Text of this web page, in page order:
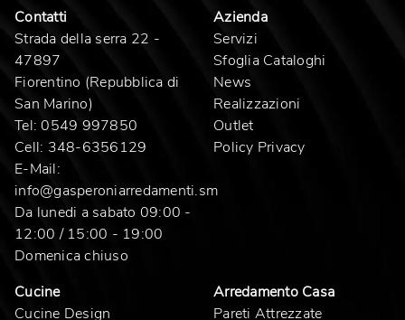
Contatti
Strada della serra 22 -
47897
Fiorentino (Repubblica di
San Marino)
Tel: 0549 997850
Cell: 348-6356129
E-Mail:
info@gasperoniarredamenti.sm
Da lunedi a sabato 09:00 -
12:00 / 15:00 - 19:00
Domenica chiuso
Azienda
Servizi
Sfoglia Cataloghi
News
Realizzazioni
Outlet
Policy Privacy
Cucine
Cucine Design
Arredamento Casa
Pareti Attrezzate